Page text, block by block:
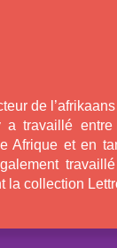
de
travaillé
Afrique et en
la collection